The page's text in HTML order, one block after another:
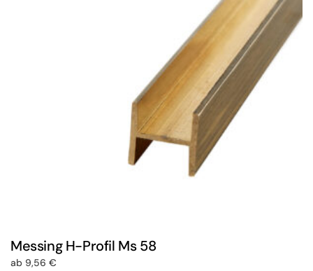
Produktseite
gewählt
werden
Messing H-Profil Ms 58
ab 9,56 €